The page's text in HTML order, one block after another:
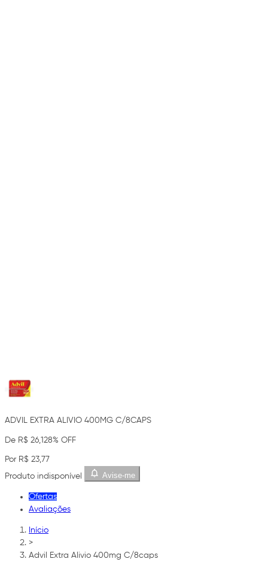
ADVIL EXTRA ALIVIO 400MG C/8CAPS
De R$ 26,128% OFF
Por R$ 23,77
Produto indisponível
Avise-me
Ofertas
Avaliações
Início
>
Advil Extra Alivio 400mg C/8caps